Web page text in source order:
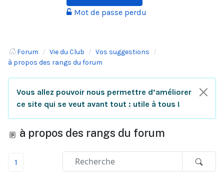
Mot de passe perdu
Forum Vie du Club
Vos suggestions
à propos des rangs du forum
Vous allez pouvoir nous permettre d’améliorer
ce site qui se veut avant tout : utile à tous !
à propos des rangs du forum
1